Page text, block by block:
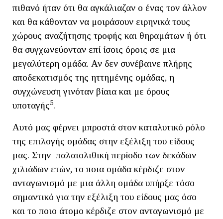
πιθανό ήταν ότι θα αγκάλιαζαν ο ένας τον άλλον
και θα κάθονταν να μοιράσουν ειρηνικά τους
χώρους αναζήτησης τροφής και θηραμάτων ή ότι
θα συγχωνεύονταν επί ίσοις όροις σε μια
μεγαλύτερη ομάδα. Αν δεν συνέβαινε πλήρης
αποδεκατισμός της ηττημένης ομάδας, η
συγχώνευση γινόταν βίαια και με όρους
υποταγής5.
Αυτό μας φέρνει μπροστά στον καταλυτικό ρόλο
της επιλογής ομάδας στην εξέλιξη του είδους
μας. Στην παλαιολιθική περίοδο των δεκάδων
χιλιάδων ετών, το ποια ομάδα κέρδιζε στον
ανταγωνισμό με μια άλλη ομάδα υπήρξε τόσο
σημαντικό για την εξέλιξη του είδους μας όσο
και το ποιο άτομο κέρδιζε στον ανταγωνισμό με